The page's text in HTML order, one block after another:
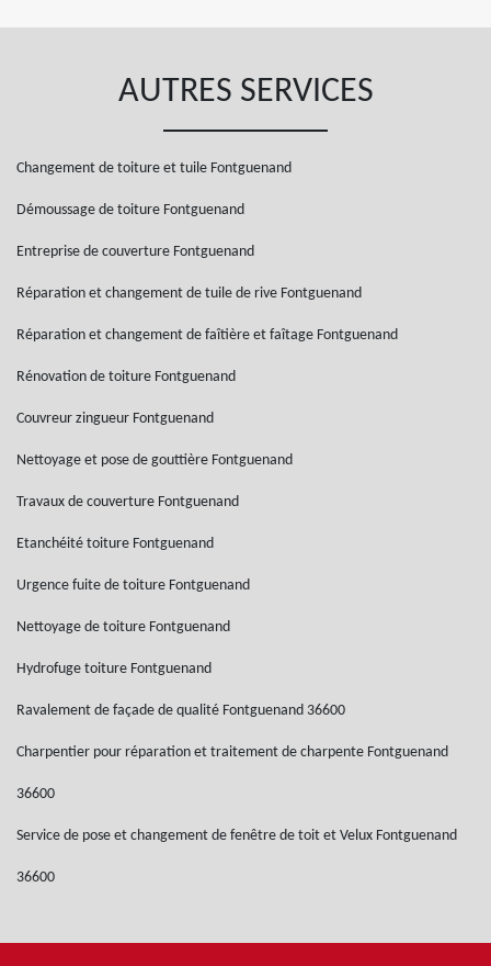
AUTRES SERVICES
Changement de toiture et tuile Fontguenand
Démoussage de toiture Fontguenand
Entreprise de couverture Fontguenand
Réparation et changement de tuile de rive Fontguenand
Réparation et changement de faîtière et faîtage Fontguenand
Rénovation de toiture Fontguenand
Couvreur zingueur Fontguenand
Nettoyage et pose de gouttière Fontguenand
Travaux de couverture Fontguenand
Etanchéité toiture Fontguenand
Urgence fuite de toiture Fontguenand
Nettoyage de toiture Fontguenand
Hydrofuge toiture Fontguenand
Ravalement de façade de qualité Fontguenand 36600
Charpentier pour réparation et traitement de charpente Fontguenand
36600
Service de pose et changement de fenêtre de toit et Velux Fontguenand
36600